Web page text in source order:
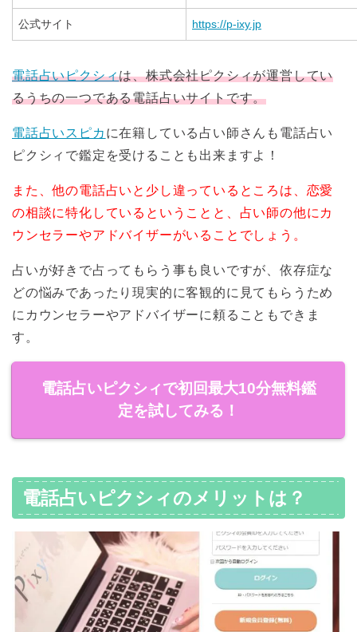
公式サイト https://p-ixy.jp
電話占いピクシィは、株式会社ピクシィが運営してい
るうちの一つである電話占いサイトです。
電話占いスピカ に在籍している占い師さんも電話占い
ピクシィで鑑定を受けることも出来ますよ！
また、他の電話占いと少し違っているところは、恋愛
の相談に特化しているということと、占い師の他にカ
ウンセラーやアドバイザーがいることでしょう。
占いが好きで占ってもらう事も良いですが、依存症な
どの悩みであったり現実的に客観的に見てもらうため
にカウンセラーやアドバイザーに頼ることもできま
す。
電話占いピクシィで初回最大10分無料鑑
定を試してみる！
電話占いピクシィのメリットは？